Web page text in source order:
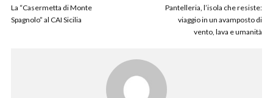
La “Casermetta di Monte
Spagnolo” al CAI Sicilia
Pantelleria, l’isola che resiste:
viaggio in un avamposto di
vento, lava e umanità